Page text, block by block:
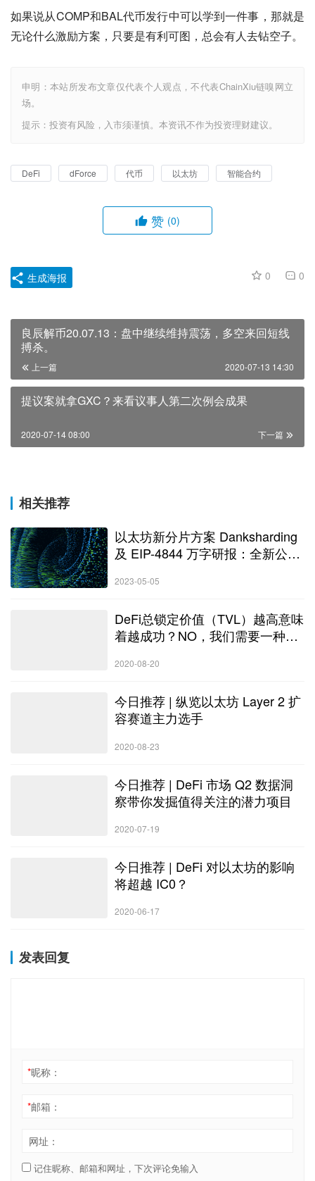
如果说从COMP和BAL代币发行中可以学到一件事，那就是
无论什么激励方案，只要是有利可图，总会有人去钻空子。
申明：本站所发布文章仅代表个人观点，不代表ChainXiu链嗅网立
场。
提示：投资有风险，入市须谨慎。本资讯不作为投资理财建议。
DeFi dForce 代币 以太坊 智能合约
赞 (0)
0 0
生成海报
良辰解币20.07.13：盘中继续维持震荡，多空来回短线
搏杀。
上一篇 2020-07-13 14:30
提议案就拿GXC？来看议事人第二次例会成果
下一篇
2020-07-14 08:00
相关推荐
以太坊新分片方案 Danksharding
及 EIP-4844 万字研报：全新公链
能三角」的变革性解决方案
2023-05-05
DeFi总锁定价值（TVL）越高意味
着越成功？NO，我们需要一种新
2020-08-20
今日推荐 | 纵览以太坊 Layer 2 扩
容赛道主力选手
2020-08-23
今日推荐 | DeFi 市场 Q2 数据洞
察带你发掘值得关注的潜力项目
2020-07-19
今日推荐 | DeFi 对以太坊的影响
将超越 IC0？
2020-06-17
发表回复
*昵称：
*邮箱：
网址：
记住昵称、邮箱和网址，下次评论免输入